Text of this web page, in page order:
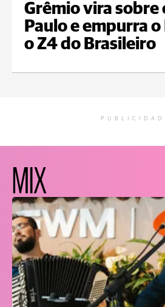
Grêmio vira sobre
Paulo e empurra
o Z4 do Brasileiro
MIX